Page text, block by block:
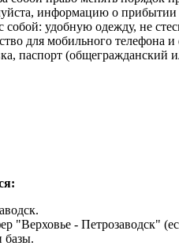
информацию о
собой: удобную одежду, не
для мобильного
паспорт (общегражданский
"Верховье - Петрозаводск"
базы.